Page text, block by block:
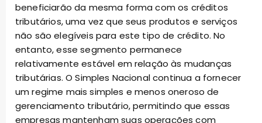
beneficiarão da mesma forma com os créditos
tributários, uma vez que seus produtos e serviços
não são elegíveis para este tipo de crédito. No
entanto, esse segmento permanece
relativamente estável em relação às mudanças
tributárias. O Simples Nacional continua a fornecer
um regime mais simples e menos oneroso de
gerenciamento tributário, permitindo que essas
empresas mantenham suas operações com